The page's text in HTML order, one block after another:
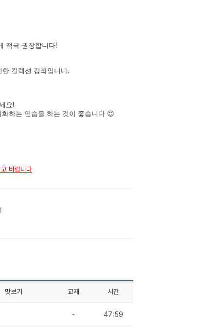
적극 권장합니다!
한 컬렉션 강좌입니다.
요!
하는 연습을 하는 것이 좋습니다 😊
바랍니다
맛보기 교재 시간
- 47:59